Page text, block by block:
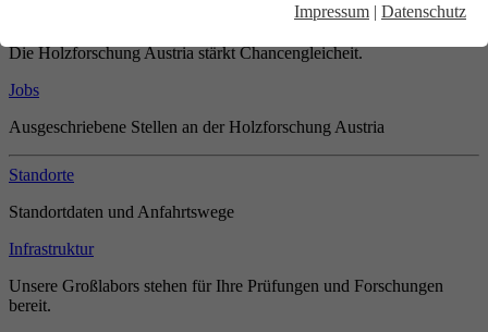
Impressum | Datenschutz
Die Holzforschung Austria stärkt Chancengleicheit.
Jobs
Ausgeschriebene Stellen an der Holzforschung Austria
Standorte
Standortdaten und Anfahrtswege
Infrastruktur
Unsere Großlabors stehen für Ihre Prüfungen und Forschungen
bereit.